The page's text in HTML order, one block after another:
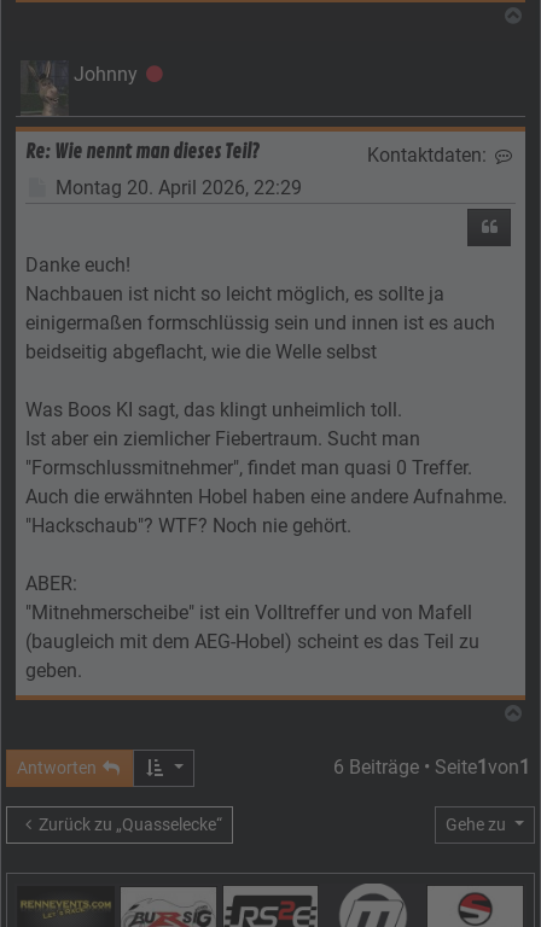
Johnny Offline
Re: Wie nennt man dieses Teil? Kontaktdaten:
Beitrag
Montag 20. April 2026, 22:29
Danke euch!
Nachbauen ist nicht so leicht möglich, es sollte ja
einigermaßen formschlüssig sein und innen ist es auch
beidseitig abgeflacht, wie die Welle selbst
Was Boos KI sagt, das klingt unheimlich toll.
Ist aber ein ziemlicher Fiebertraum. Sucht man
"Formschlussmitnehmer", findet man quasi 0 Treffer.
Auch die erwähnten Hobel haben eine andere Aufnahme.
"Hackschaub"? WTF? Noch nie gehört.
ABER:
"Mitnehmerscheibe" ist ein Volltreffer und von Mafell
(baugleich mit dem AEG-Hobel) scheint es das Teil zu
geben.
Antworten 6 Beiträge • Seite1von1
Zurück zu „Quasselecke“ Gehe zu